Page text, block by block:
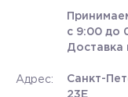
с 9:00 до
Доставка
Адрес:
Санкт-
23Е